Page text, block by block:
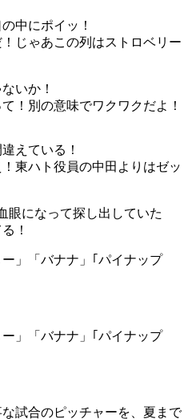
中にポイッ！
じゃあこの列はストロベリー
いか！
！別の意味でワクワクだよ！
えている！
東ハト役員の中田よりはゼッ
眼になって探し出していた
！
ー」「バナナ」｢パイナップ
ー」「バナナ」｢パイナップ
試合のピッチャーを、夏まで